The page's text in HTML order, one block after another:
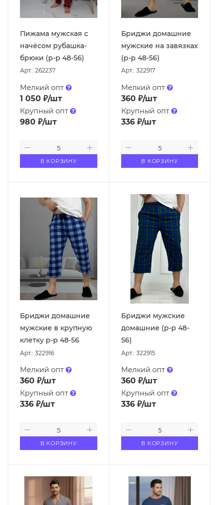
Пижама мужская с
начёсом рубашка-
брюки (р-р 48-56)
Арт.: 262237
Мелкий опт
1 050 ₽/шт
Крупный опт
980 ₽/шт
В КОРЗИНУ
Бриджи домашние
мужские на завязках
(р-р 48-56)
Арт.: 322917
Мелкий опт
360₽/шт
Крупный опт
336₽/шт
В КОРЗИНУ
Бриджи домашние
мужские в крупную
клетку р-р 48-56
Арт.: 322916
Мелкий опт
360 ₽/шт
Крупный опт
336 ₽/шт
В КОРЗИНУ
Бриджи мужские
домашние (р-р 48-
56)
Арт.: 322915
Мелкий опт
360₽/шт
Крупный опт
336₽/шт
В КОРЗИНУ